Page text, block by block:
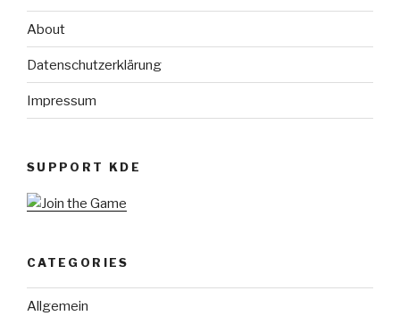
About
Datenschutzerklärung
Impressum
SUPPORT KDE
CATEGORIES
Allgemein